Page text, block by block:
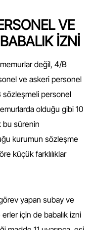
VE
İZNİ
değil, 4/B
ve askeri personel
sözleşmeli personel
olduğu gibi 10
bu sürenin
kurumun sözleşme
küçük farklılıklar
yapan subay ve
için de babalık izni